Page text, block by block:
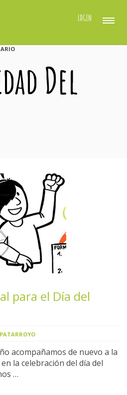
LOGIN
Del
para el Día del
acompañamos de nuevo a la
la celebración del día del
…